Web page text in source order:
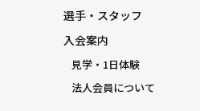
選手・スタッフ
入会案内
見学・1日体験
法人会員について